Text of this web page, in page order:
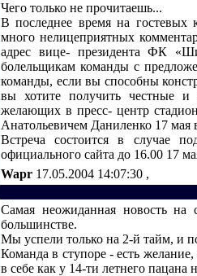
Чего только не прочитаешь...
В последнее время на гостевых
много нелицеприятных
адрес вице- президента ФК
болельщикам команды с
команды, если вы способны
вы хотите получить честные
желающих в пресс- центр
Анатольевичем Даниленко 17 мая
Встреча состоится в случае
официального сайта до 16.00 17
Wapr 17.05.2004 14:07:30 ,
Самая неожиданная новость
большинстве.
Мы успели только на 2-й тайм, и
Команда в ступоре - есть
в себе как у 14-ти летнего пацана